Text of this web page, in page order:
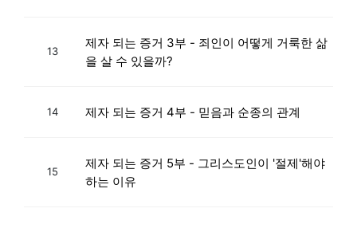
13
제자 되는 증거 3부 - 죄인이 어떻게 거룩한 삶
을 살 수 있을까?
14 제자 되는 증거 4부 - 믿음과 순종의 관계
15
제자 되는 증거 5부 - 그리스도인이 '절제'해야
하는 이유